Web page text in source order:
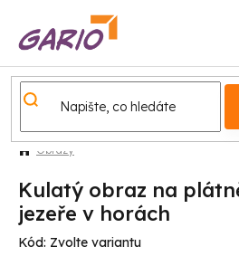
obsah
Obrazy
Kulatý obraz na
jezeře v horách
Kód: Zvolte variantu